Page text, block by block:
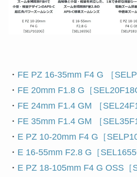
・ FE PZ 16-35mm F4 G ［
・ FE 20mm F1.8 G［
・ FE 24mm F1.4 GM ［
・ FE 35mm F1.4 GM ［
・ E PZ 10-20mm F4 G［
・ E 16-55mm F2.8 G［
・ E PZ 18-105mm F4 G OSS［